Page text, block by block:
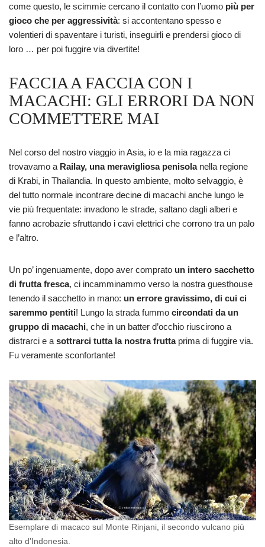
come questo, le scimmie cercano il contatto con l’uomo più per
gioco che per aggressività: si accontentano spesso e
volentieri di spaventare i turisti, inseguirli e prendersi gioco di
loro … per poi fuggire via divertite!
FACCIA A FACCIA CON I
MACACHI: GLI ERRORI DA NON
COMMETTERE MAI
Nel corso del nostro viaggio in Asia, io e la mia ragazza ci
trovavamo a Railay, una meravigliosa penisolanella regione
di Krabi, in Thailandia. In questo ambiente, molto selvaggio, è
del tutto normale incontrare decine di macachi anche lungo le
vie più frequentate: invadono le strade, saltano dagli alberi e
fanno acrobazie sfruttando i cavi elettrici che corrono tra un palo
e l’altro.
Un po’ ingenuamente, dopo aver comprato un intero sacchetto
di frutta fresca, ci incamminammo verso la nostra guesthouse
tenendo il sacchetto in mano: un errore gravissimo, di cui ci
saremmo pentiti! Lungo la strada fummo circondati da un
gruppo di macachi, che in un batter d’occhio riuscirono a
distrarci e asottrarci tutta la nostra frutta prima di fuggire via.
Fu veramente sconfortante!
Esemplare di macaco sul Monte Rinjani, il secondo vulcano più
alto d’Indonesia.